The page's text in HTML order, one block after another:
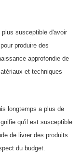
susceptible d'avoir
produire des
approfondie de
et techniques
longtemps a plus de
qu'il est susceptible
de livrer des produits
du budget.